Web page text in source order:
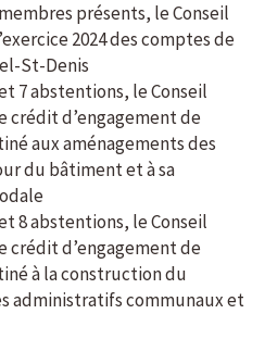
présents, le Conseil
2024 des comptes de
St-Denis
7 abstentions, le Conseil
crédit d’engagement de
aux aménagements des
du bâtiment et à sa
8 abstentions, le Conseil
crédit d’engagement de
à la construction du
administratifs communaux et